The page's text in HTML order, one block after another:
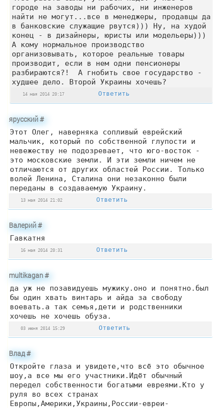
городе на заводы ни рабочих, ни инженеров
найти не могут...все в менеджеры, продавцы да
в банковские служащие рвутся))) Ну, на худой
конец - в дизайнеры, юристы или модельеры)))
А кому нормальное производство
организовывать, которое реальные товары
производит, если в нем одни пенсионеры
разбираются?! А гнобить свое государство -
худшее дело. Второй Украины хочешь?
14 мая 2014 20:17 Ответить
ярусский#
Этот Олег, наверняка сопливый еврейский
мальчик, который по собственной глупости и
невежеству не подозревает, что юго-восток -
это московские земли. И эти земли ничем не
отличаются от других областей России. Только
волей Ленина, Сталина они незаконно были
переданы в создаваемую Украину.
13 мая 2014 21:02 Ответить
Валерий#
Гавкатня
16 мая 2014 20:31 Ответить
multikagan#
да уж не позавидуешь мужику.оно и понятно.был
бы один хвать винтарь и айда за свободу
воевать.а так семья,дети и родственники
хочешь не хочешь обуза.
03 июня 2014 15:29 Ответить
Влад#
Откройте глаза и увидете,что всё это обычное
шоу,а все мы его участники.Идёт обычный
передел собственности богатыми евреями.Кто у
руля во всех странах
Европы,Америки,Украины,России-евреи-